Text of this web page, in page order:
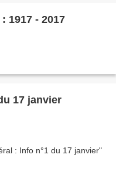
1917 - 2017
17 janvier